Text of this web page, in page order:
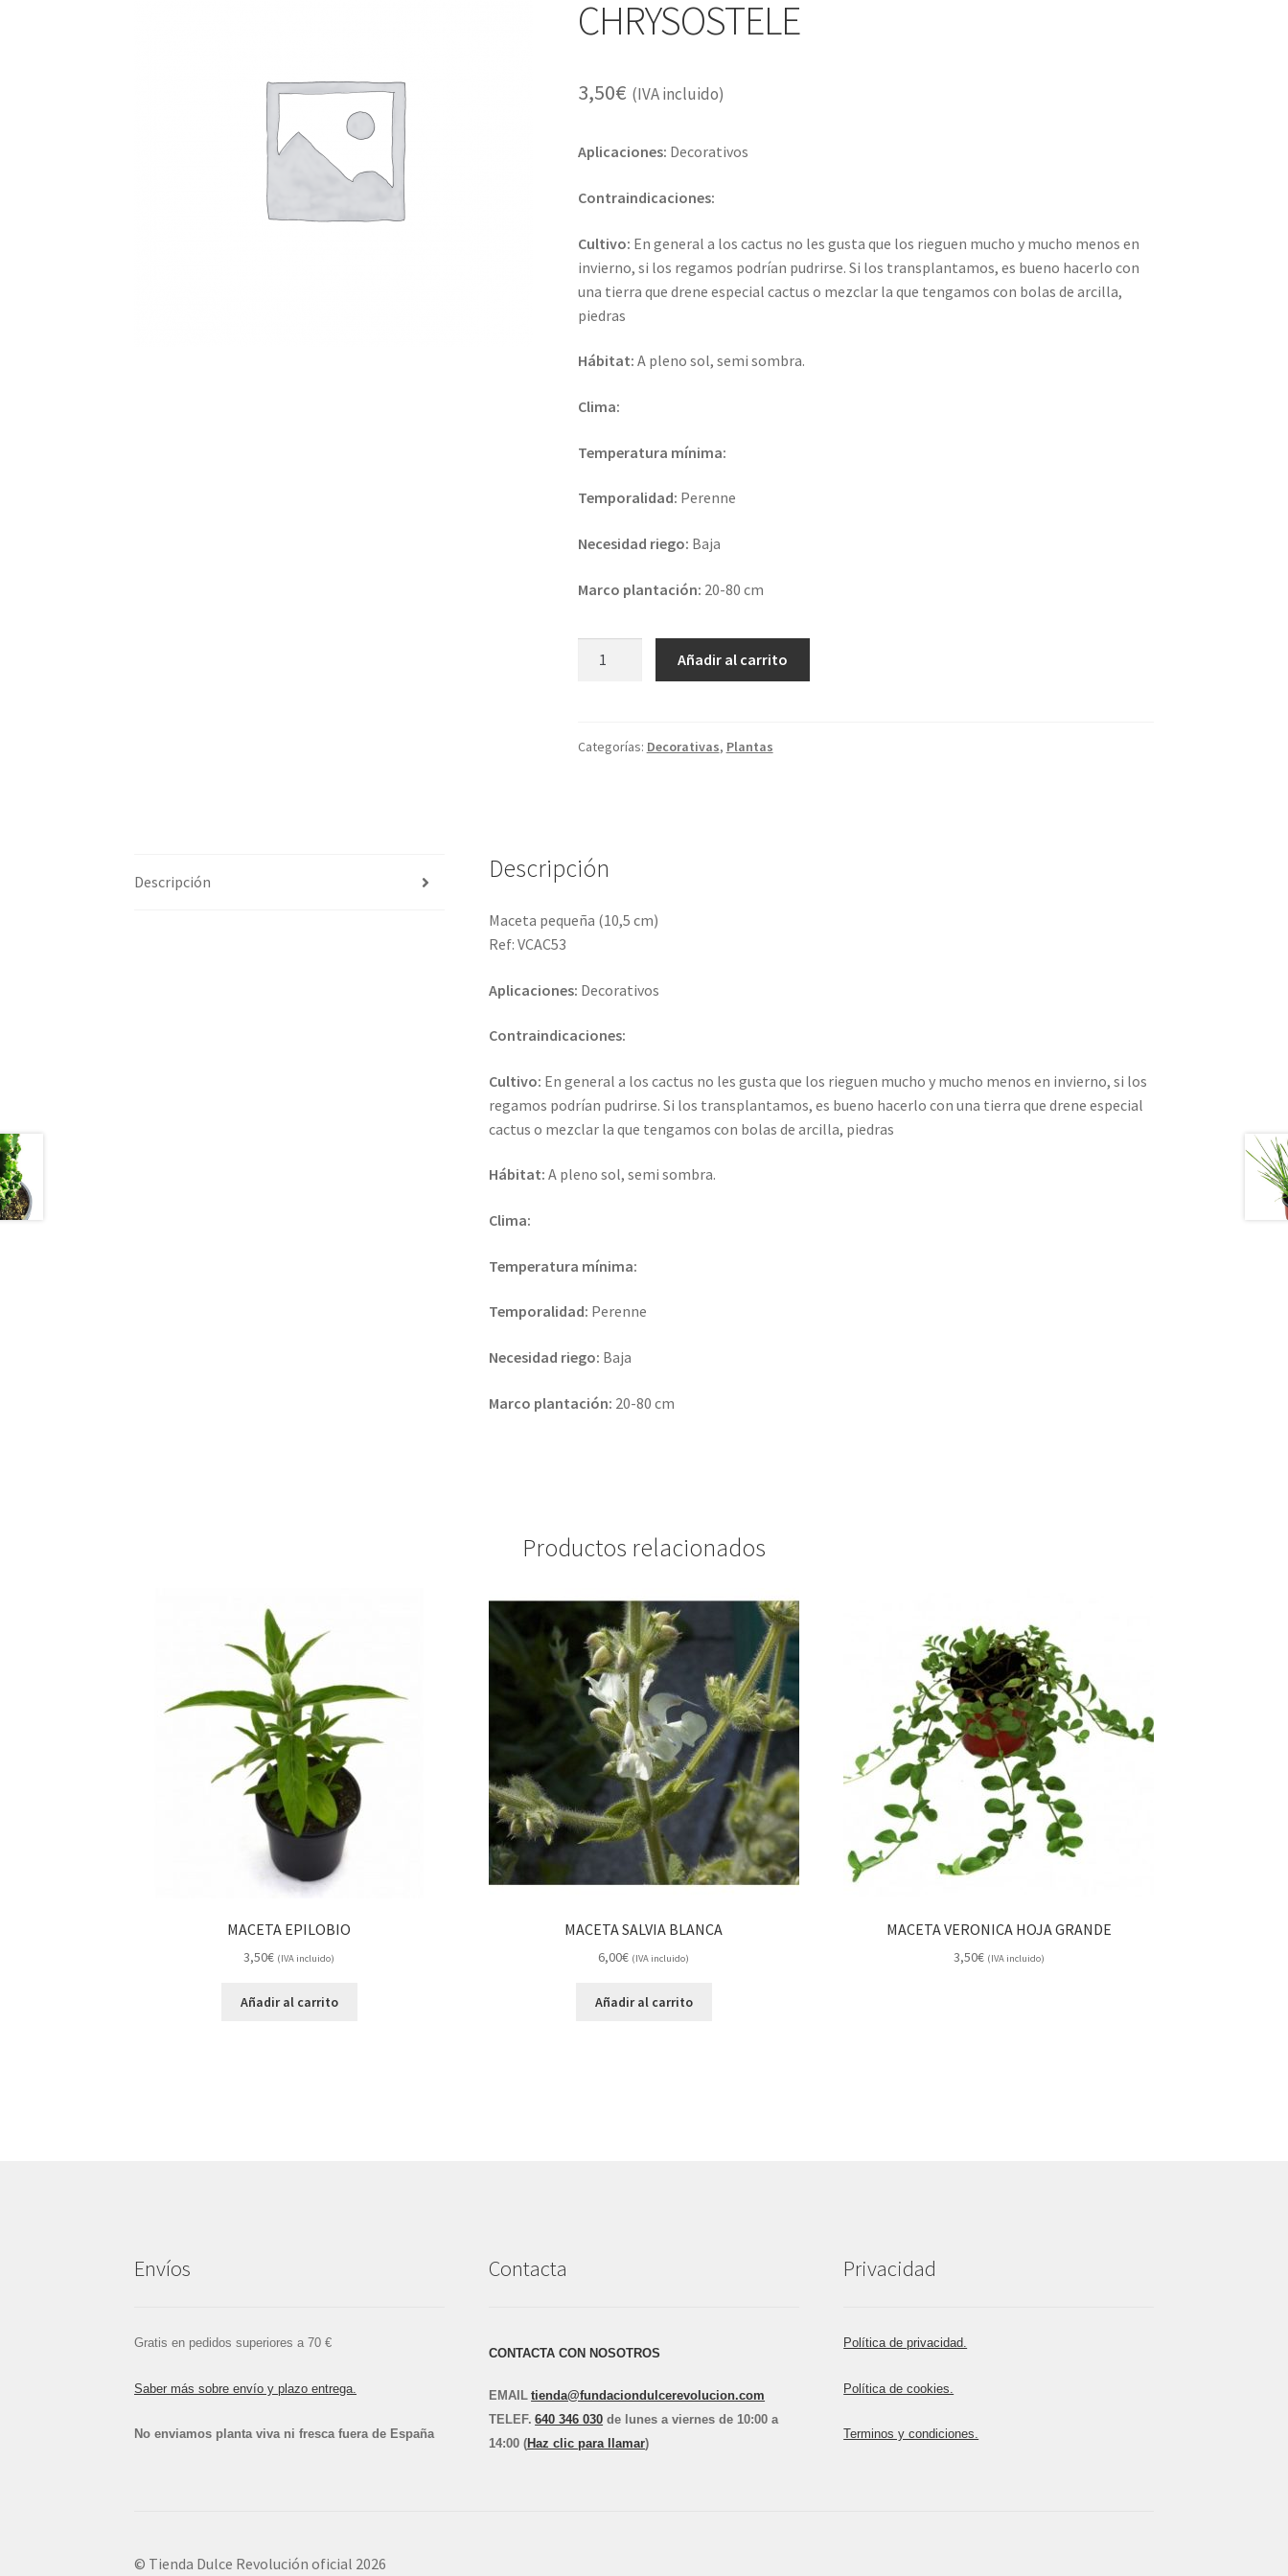
CHRYSOSTELE
3,50€ (IVA incluido)
Aplicaciones: Decorativos
Contraindicaciones:
Cultivo: En general a los cactus no les gusta que los rieguen mucho y mucho menos en
invierno, si los regamos podrían pudrirse. Si los transplantamos, es bueno hacerlo con
una tierra que drene especial cactus o mezclar la que tengamos con bolas de arcilla,
piedras
Hábitat: A pleno sol, semi sombra.
Clima:
Temperatura mínima:
Temporalidad: Perenne
Necesidad riego: Baja
Marco plantación: 20-80 cm
Añadir al carrito
Categorías: Decorativas, Plantas
Descripción Descripción
Maceta pequeña (10,5 cm)
Ref: VCAC53
Aplicaciones: Decorativos
Contraindicaciones:
Cultivo: En general a los cactus no les gusta que los rieguen mucho y mucho menos en invierno, si los
regamos podrían pudrirse. Si los transplantamos, es bueno hacerlo con una tierra que drene especial
cactus o mezclar la que tengamos con bolas de arcilla, piedras
Hábitat:A pleno sol, semi sombra.
Clima:
Temperatura mínima:
Temporalidad: Perenne
Necesidad riego: Baja
Marco plantación: 20-80 cm
Productos relacionados
MACETA EPILOBIO
3,50€ (IVA incluido)
Añadir al carrito
MACETA SALVIA BLANCA
6,00€ (IVA incluido)
Añadir al carrito
MACETA VERONICA HOJA GRANDE
3,50€ (IVA incluido)
Envíos
Gratis en pedidos superiores a 70 €
Saber más sobre envío y plazo entrega.
No enviamos planta viva ni fresca fuera de España
Contacta
CONTACTA CON NOSOTROS
EMAIL tienda@fundaciondulcerevolucion.com
TELE F. 640 346 030 de lunes a viernes de 10:00 a
14:00 (Haz clic para llamar)
Privacidad
Política de privacidad.
Política de cookies.
Terminos y condiciones.
© Tienda Dulce Revolución oficial 2026